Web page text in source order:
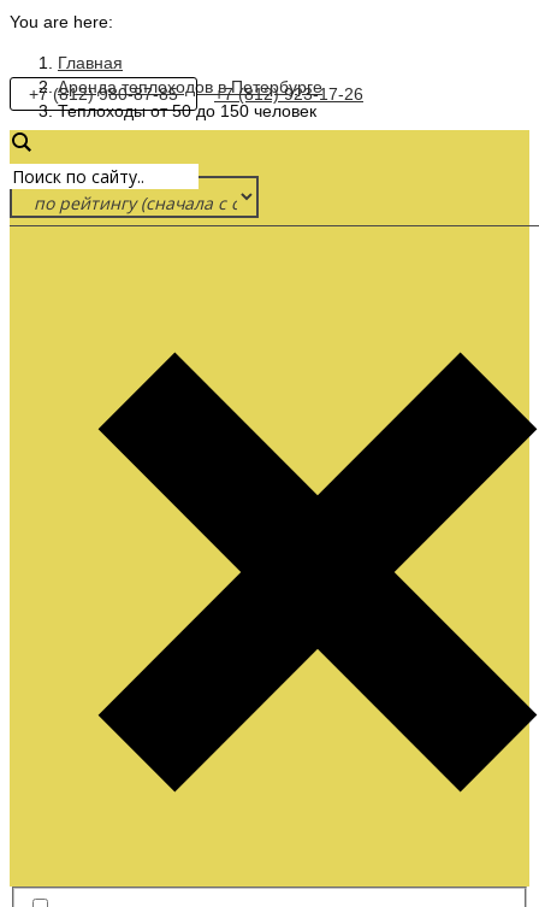
You are here:
Главная
Аренда теплоходов в Петербурге
Теплоходы от 50 до 150 человек
+7 (812) 980-87-85 +7 (812) 923-17-26